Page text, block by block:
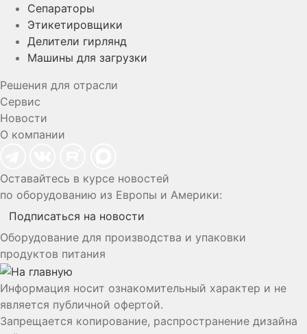
Сепараторы
Этикетировщики
Делители гирлянд
Машины для загрузки
Решения для отрасли
Сервис
Новости
О компании
Оставайтесь в курсе новостей
по оборудованию из Европы и Америки:
Подписаться на новости
Оборудование для производства и упаковки
продуктов питания
Информация носит ознакомительный характер и не
является публичной офертой.
Запрещается копирование, распространение дизайна